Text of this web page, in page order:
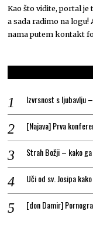
Kao što vidite, portal je
a sada radimo na
nama putem kontakt
Izvrsnost s ljubavlju
[Najava] Prva
Strah Božji – kako
Uči od sv. Josipa
[don Damir]